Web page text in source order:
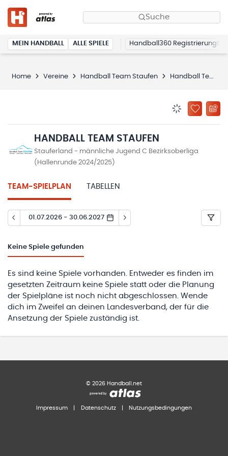
Suche
MEIN HANDBALL ALLE SPIELE Handball360 Registrierung
Home Vereine Handball Team Staufen Handball Team Staufen
ZU
HANDBALL TEAM STAUFEN
Stauferland - männliche Jugend C Bezirksoberliga
(Hallenrunde 2024/2025)
TEAM-SPIELPLAN TABELLEN
01.07.2026 - 30.06.2027
Keine Spiele gefunden
Es sind keine Spiele vorhanden. Entweder es finden im
gesetzten Zeitraum keine Spiele statt oder die Planung
der Spielpläne ist noch nicht abgeschlossen. Wende
dich im Zweifel an deinen Landesverband, der für die
Ansetzung der Spiele zuständig ist.
© 2026 Handball.net
Impressum Datenschutz Nutzungsbedingungen